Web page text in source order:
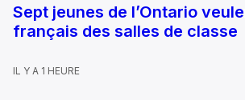
Sept jeunes de l’Ontario
français des salles de classe
IL Y A 1 HEURE